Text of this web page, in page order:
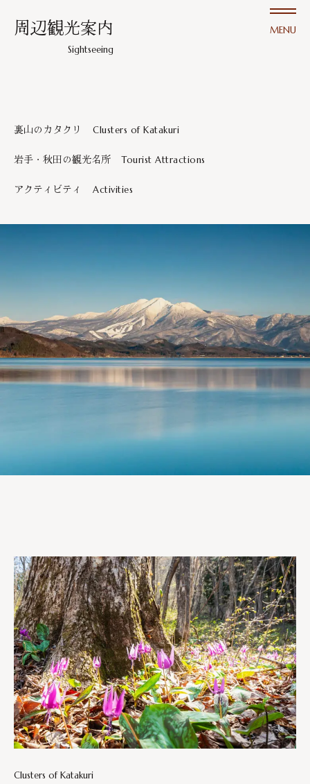
MENU
周辺観光案内
Sightseeing
裏山のカタクリ Clusters of Katakuri
岩手・秋田の観光名所 Tourist Attractions
アクティビティ Activities
Clusters of Katakuri